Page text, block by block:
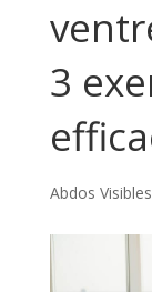
3
Abdos Visibles